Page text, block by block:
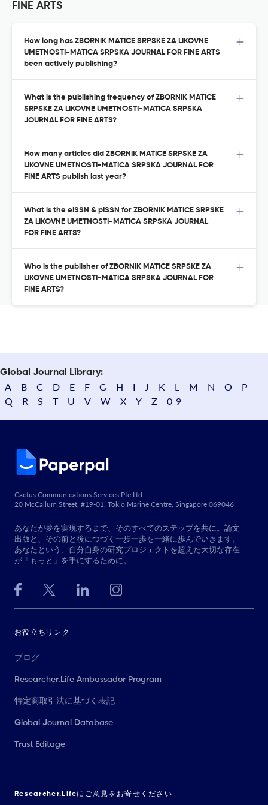
FINE ARTS
How long has ZBORNIK MATICE SRPSKE ZA LIKOVNE
UMETNOSTI-MATICA SRPSKA JOURNAL FOR FINE ARTS
been actively publishing?
What is the publishing frequency of ZBORNIK MATICE
SRPSKE ZA LIKOVNE UMETNOSTI-MATICA SRPSKA
JOURNAL FOR FINE ARTS?
How many articles did ZBORNIK MATICE SRPSKE ZA
LIKOVNE UMETNOSTI-MATICA SRPSKA JOURNAL FOR
FINE ARTS publish last year?
What is the eISSN & pISSN for ZBORNIK MATICE SRPSKE
ZA LIKOVNE UMETNOSTI-MATICA SRPSKA JOURNAL
FOR FINE ARTS?
Who is the publisher of ZBORNIK MATICE SRPSKE ZA
LIKOVNE UMETNOSTI-MATICA SRPSKA JOURNAL FOR
FINE ARTS?
Global Journal Library:
A B C D E F G H I J K L M N O
P
Q
R S T U V W X Y Z 0-9
Cactus Communications Services Pte Ltd
20 McCallum Street, #19-01, Tokio Marine Centre, Singapore 069046
あなたが夢を実現するまで、そのすべてのステップを共に。論文
出版と、その前と後につづく一歩一歩を一緒に歩んでいきます。
あなたという、自分自身の研究プロジェクトを超えた大切な存在
が「もっと」を手にするために。
お役立ちリンク
ブログ
Researcher.Life Ambassador Program
特定商取引法に基づく表記
Global Journal Database
Trust Editage
Researcher.Lifeにご意見をお寄せください